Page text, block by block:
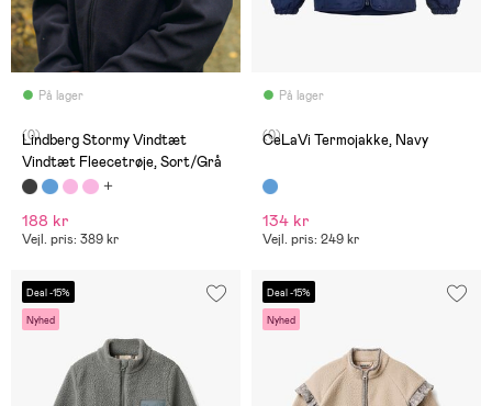
På lager
(0)
Lindberg Stormy Vindtæt
Vindtæt Fleecetrøje, Sort/Grå
188 kr
Vejl. pris: 389 kr
På lager
(0)
CeLaVi Termojakke, Navy
134 kr
Vejl. pris: 249 kr
Deal -15%
Nyhed
Deal -15%
Nyhed